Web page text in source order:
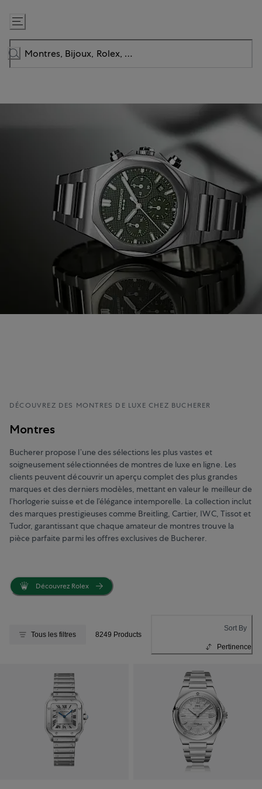
Passer
au
contenu
DÉCOUVREZ DES MONTRES DE LUXE CHEZ BUCHERER
Montres
Bucherer propose l’une des sélections les plus vastes et
soigneusement sélectionnées de montres de luxe en ligne. Les
clients peuvent découvrir un aperçu complet des plus grandes
marques et des derniers modèles, mettant en valeur le meilleur de
l’horlogerie suisse et de l’élégance intemporelle. La collection inclut
des marques prestigieuses comme Breitling, Cartier, IWC, Tissot et
Tudor, garantissant que chaque amateur de montres trouve la
pièce parfaite parmi les offres exclusives de Bucherer.
Découvrez Rolex
Tous les filtres 8249 Products
Sort By
Pertinence